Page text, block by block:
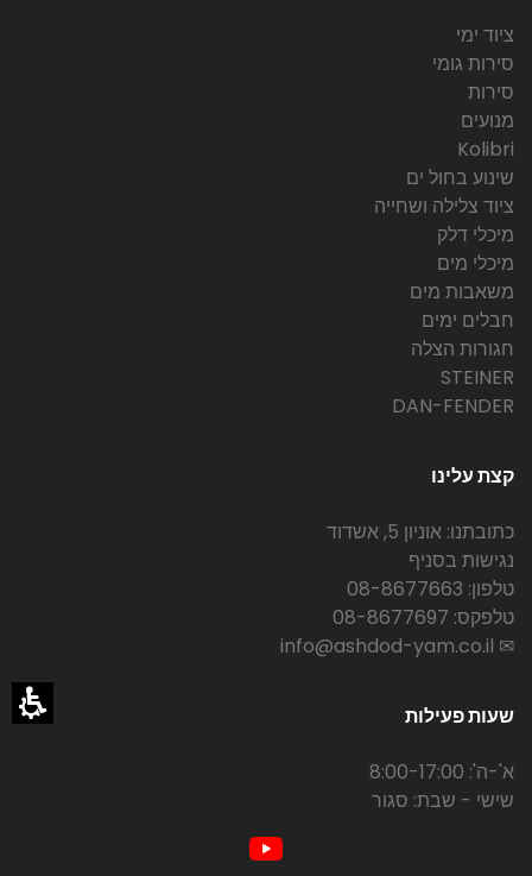
ציוד ימי
סירות גומי
סירות
מנועים
Kolibri
שינוע בחול ים
ציוד צלילה ושחייה
מיכלי דלק
מיכלי מים
משאבות מים
חבלים ימים
חגורות הצלה
STEINER
DAN-FENDER
קצת עלינו
כתובתנו: אוניון 5, אשדוד
נגישות בסניף
טלפון: 08-8677663
טלפקס: 08-8677697
✉ info@ashdod-yam.co.il
שעות פעילות
א'-ה': 8:00-17:00
שישי - שבת: סגור